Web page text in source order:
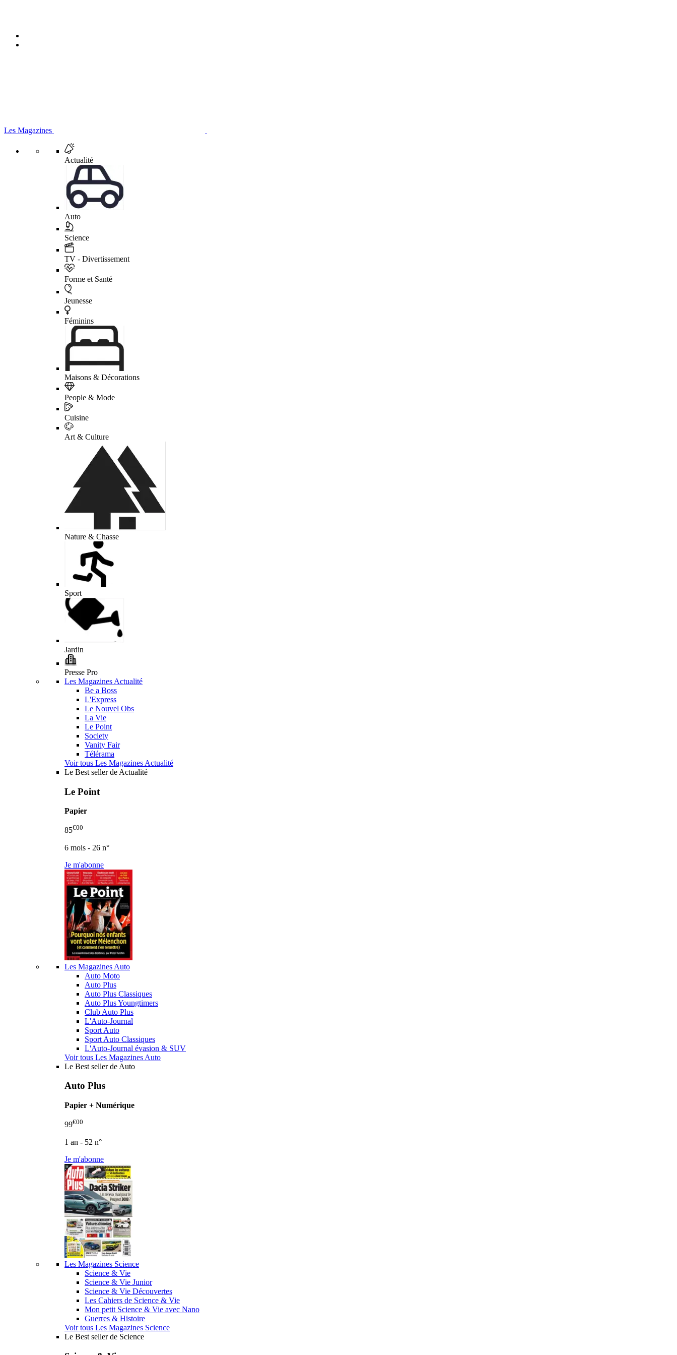
Les Magazines
Actualité
Auto
Science
TV - Divertissement
Forme et Santé
Jeunesse
Féminins
Maisons & Décorations
People & Mode
Cuisine
Art & Culture
Nature & Chasse
Sport
Jardin
Presse Pro
Les Magazines Actualité
Be a Boss
L'Express
Le Nouvel Obs
La Vie
Le Point
Society
Vanity Fair
Télérama
Voir tous Les Magazines Actualité
Le Best seller de Actualité
Le Point
Papier
85€00
6 mois - 26 n°
Je m'abonne
Les Magazines Auto
Auto Moto
Auto Plus
Auto Plus Classiques
Auto Plus Youngtimers
Club Auto Plus
L'Auto-Journal
Sport Auto
Sport Auto Classiques
L'Auto-Journal évasion & SUV
Voir tous Les Magazines Auto
Le Best seller de Auto
Auto Plus
Papier + Numérique
99€00
1 an - 52 n°
Je m'abonne
Les Magazines Science
Science & Vie
Science & Vie Junior
Science & Vie Découvertes
Les Cahiers de Science & Vie
Mon petit Science & Vie avec Nano
Guerres & Histoire
Voir tous Les Magazines Science
Le Best seller de Science